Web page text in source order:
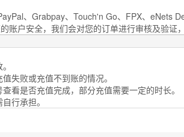
、Grabpay、Touch'n Go、FPX、eNets
户安全，我们会对您的订单进行审核及验证，
失败或充值不到账的情况。
看是否充值完成，部分充值需要一定的时长。
行承担。